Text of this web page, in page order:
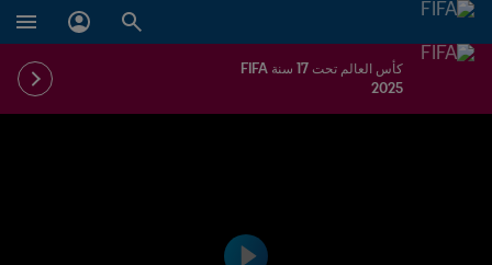
كأس العالم تحت 17 سنة FIFA
2025